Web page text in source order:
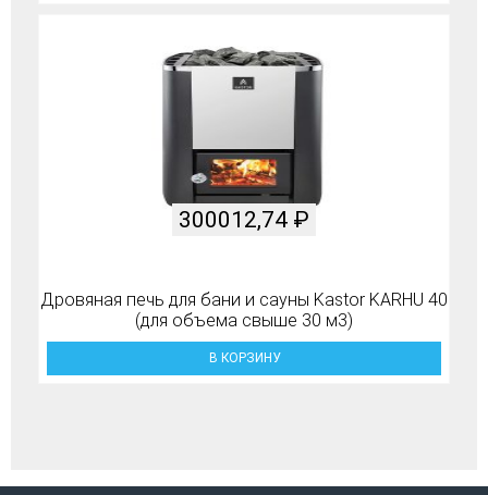
Дровяная печь для бани и сауны Kastor KARHU 40
(для объема свыше 30 м3)
300012,74 ₽
В КОРЗИНУ